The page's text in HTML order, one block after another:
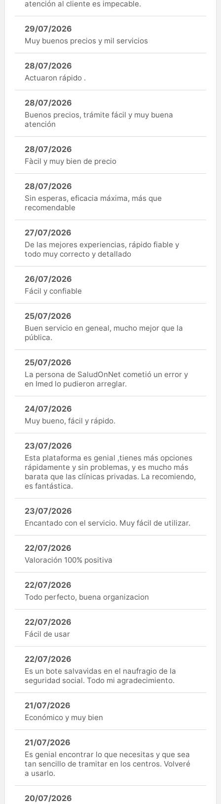
atención al cliente es impecable.
29/07/2026
Muy buenos precios y mil servicios
28/07/2026
Actuaron rápido .
28/07/2026
Buenos precios, trámite fácil y muy buena
atención
28/07/2026
Fàcil y muy bien de precio
28/07/2026
Sin esperas, eficacia máxima, más que
recomendable
27/07/2026
De las mejores experiencias, rápido fiable y
todo muy correcto y detallado
26/07/2026
Fácil y confiable
25/07/2026
Buen servicio en geneal, mucho mejor que la
pública.
25/07/2026
La persona de SaludOnNet cometió un error y
en Imed lo pudieron arreglar.
24/07/2026
Muy bueno, fácil y rápido.
23/07/2026
Esta plataforma es genial ,tienes más opciones
rápidamente y sin problemas, y es mucho más
barata que las clínicas privadas. La recomiendo,
es fantástica.
23/07/2026
Encantado con el servicio. Muy fácil de utilizar.
22/07/2026
Valoración 100% positiva
22/07/2026
Todo perfecto, buena organizacion
22/07/2026
Fácil de usar
22/07/2026
Es un bote salvavidas en el naufragio de la
seguridad social. Todo mi agradecimiento.
21/07/2026
Económico y muy bien
21/07/2026
Es genial encontrar lo que necesitas y que sea
tan sencillo de tramitar en los centros. Volveré
a usarlo.
20/07/2026